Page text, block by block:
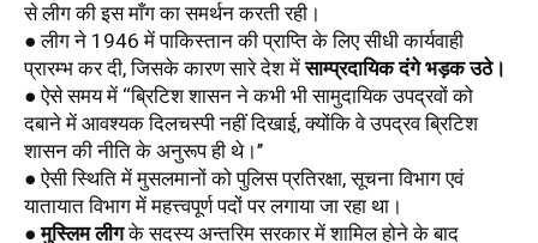
से लीग की इस माँग का समर्थन करती रही।
● लीग ने 1946 में पाकिस्तान की प्राप्ति के लिए सीधी कार्यवाही
प्रारम्भ कर दी, जिसके कारण सारे देश में साम्प्रदायिक दंगे भड़क उठे।
● ऐसे समय में ‘‘ब्रिटिश शासन ने कभी भी सामुदायिक उपद्रवों को
दबाने में आवश्यक दिलचस्पी नहीं दिखाई, क्योंकि वे उपद्रव ब्रिटिश
शासन की नीति के अनुरूप ही थे।’’
● ऐसी स्थिति में मुसलमानों को पुलिस प्रतिरक्षा, सूचना विभाग एवं
यातायात विभाग में महत्त्वपूर्ण पदों पर लगाया जा रहा था।
● मुस्लिम लीग